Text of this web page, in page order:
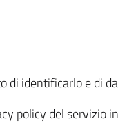
identificarlo e di
policy del servizio